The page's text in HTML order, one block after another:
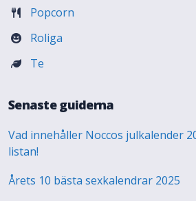
Popcorn
Roliga
Te
Senaste guiderna
Vad innehåller Noccos julkalender
listan!
Årets 10 bästa sexkalendrar 2025